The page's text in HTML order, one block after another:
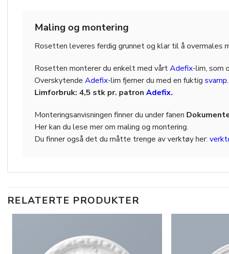
Maling og montering
Rosetten leveres ferdig grunnet og klar til å overmales
Rosetten monterer du enkelt med vårtAdefix-lim, som
Overskytende Adefix-lim fjerner du med en fuktig svamp.
Limforbruk: 4,5 stk pr. patron Adefix.
Monteringsanvisningen finner du under fanen
Her kan du lese mer om maling og montering.
Du finner også det du måtte trenge av verktøy her:
RELATERTE PRODUKTER